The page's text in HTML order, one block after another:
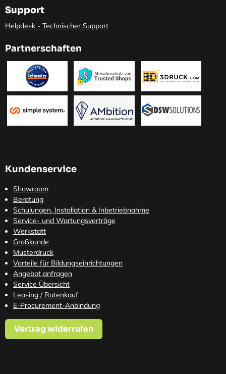
Support
Helpdesk - Technischer Support
Partnerschaften
Kundenservice
Showroom
Beratung
Schulungen, Installation & Inbetriebnahme
Service- und Wartungsverträge
Werkstatt
Großkunde
Musterdruck
Vorteile für Bildungseinrichtungen
Angebot anfragen
Service Übersicht
Leasing / Ratenkauf
E-Procurement-Anbindung
Vertrag widerrufen